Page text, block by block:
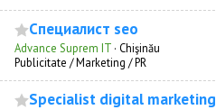
Специалист seo
Advance Suprem IT · Chişinău
Publicitate / Marketing / PR
Specialist digital marketing